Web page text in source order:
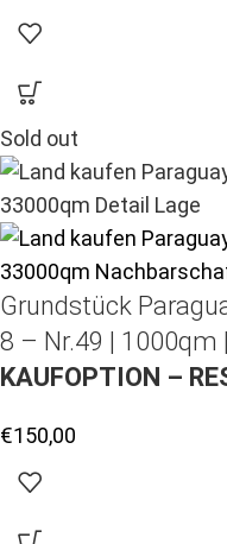
Sold out
Grundstück
8 – Nr.49 | 1000qm
KAUFOPTION –
€150,00